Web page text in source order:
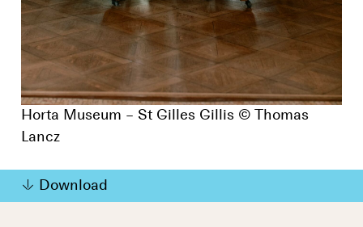
Horta Museum – St Gilles Gillis © Thomas
Lancz
Download